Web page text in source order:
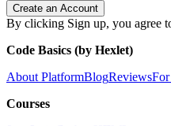
Create an Account
By clicking Sign up, you agree
Code Basics (by Hexlet)
About PlatformBlogReviews
Courses